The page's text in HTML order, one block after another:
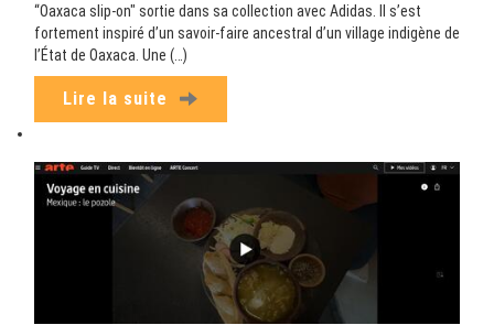
“Oaxaca slip-on" sortie dans sa collection avec Adidas. Il s’est
fortement inspiré d’un savoir-faire ancestral d’un village indigène de
l’État de Oaxaca. Une (…)
Lire la suite